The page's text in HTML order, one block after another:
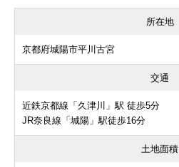
所在地
京都府城陽市平川古宮
交通
近鉄京都線「久津川」駅 徒歩5分
JR奈良線「城陽」駅徒歩16分
土地面積